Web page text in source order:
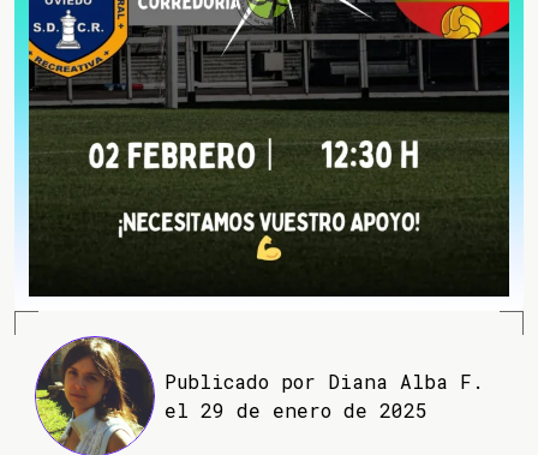
Publicado por Diana Alba F.
el 29 de enero de 2025